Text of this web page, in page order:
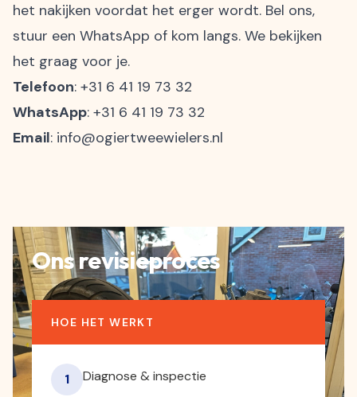
het nakijken voordat het erger wordt. Bel ons,
stuur een WhatsApp of kom langs. We bekijken
het graag voor je.
Telefoon: +31 6 41 19 73 32
WhatsApp: +31 6 41 19 73 32
Email: info@ogiertweewielers.nl
Ons revisieproces
HOE HET WERKT
1 Diagnose & inspectie